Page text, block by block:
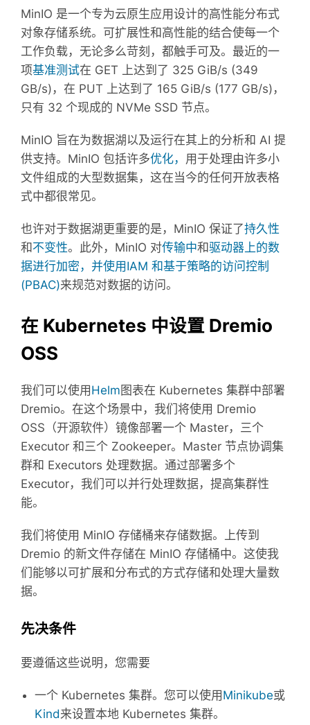
MinIO 是一个专为云原生应用设计的高性能分布式
对象存储系统。 可扩展性和高性能的结合使每一个
工作负载，无论多么苛刻，都触手可及。 最近的一
项基准测试在 GET 上达到了 325 GiB/s (349
GB/s)，在 PUT 上达到了 165 GiB/s (177 GB/s)，
只有 32 个现成的 NVMe SSD 节点。
MinIO 旨在为数据湖以及运行在其上的分析和 AI 提
供支持。 MinIO 包括许多优化， 用于处理由许多小
文件组成的大型数据集，这在当今的任何开放表格
式中都很常见。
也许对于数据湖更重要的是，MinIO 保证了持久性
和 不变性。 此外，MinIO 对传输中和驱动器上的数
据进行加密，并使用 IAM 和基于策略的访问控制
(PBAC)来规范对数据的访问。
在 Kubernetes 中设置 Dremio
OSS
我们可以使用 Helm 图表在 Kubernetes 集群中部署
Dremio。 在这个场景中，我们将使用 Dremio
OSS（开源软件）镜像部署一个 Master，三个
Executor 和三个 Zookeeper。 Master 节点协调集
群和 Executors 处理数据。 通过部署多个
Executor，我们可以并行处理数据，提高集群性
能。
我们将使用 MinIO 存储桶来存储数据。 上传到
Dremio 的新文件存储在 MinIO 存储桶中。 这使我
们能够以可扩展和分布式的方式存储和处理大量数
据。
先决条件
要遵循这些说明，您需要
一个 Kubernetes 集群。 您可以使用 Minikube或
Kind来设置本地 Kubernetes 集群。